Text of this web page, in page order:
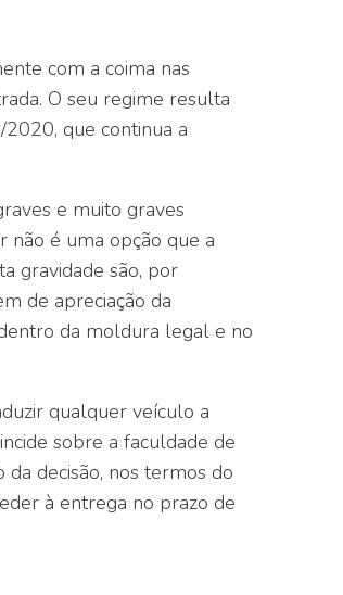
com a coima nas
O seu regime resulta
que continua a
e muito graves
não é uma opção que a
gravidade são, por
de apreciação da
da moldura legal e no
qualquer veículo a
sobre a faculdade de
decisão, nos termos do
à entrega no prazo de